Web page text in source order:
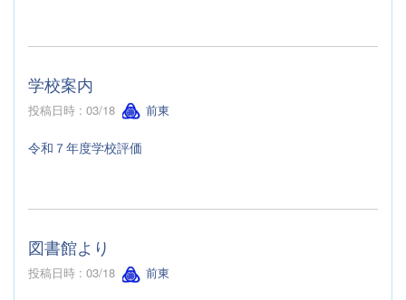
学校案内
投稿日時 : 03/18 前東
令和７年度学校評価
図書館より
投稿日時 : 03/18 前東